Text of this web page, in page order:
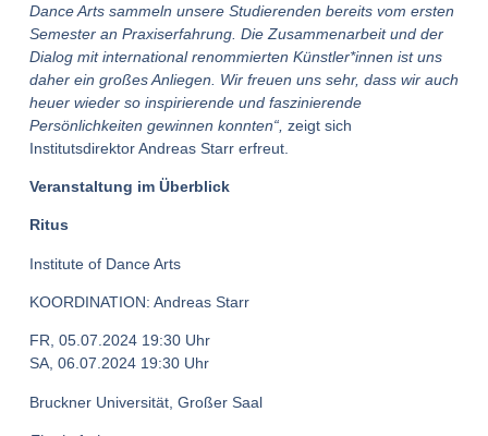
Dance Arts sammeln unsere Studierenden bereits vom ersten
Semester an Praxiserfahrung. Die Zusammenarbeit und der
Dialog mit international renommierten Künstler*innen ist uns
daher ein großes Anliegen. Wir freuen uns sehr, dass wir auch
heuer wieder so inspirierende und faszinierende
Persönlichkeiten gewinnen konnten“, zeigt sich
Institutsdirektor Andreas Starr erfreut.
Veranstaltung im Überblick
Ritus
Institute of Dance Arts
KOORDINATION: Andreas Starr
FR, 05.07.2024 19:30 Uhr
SA, 06.07.2024 19:30 Uhr
Bruckner Universität, Großer Saal